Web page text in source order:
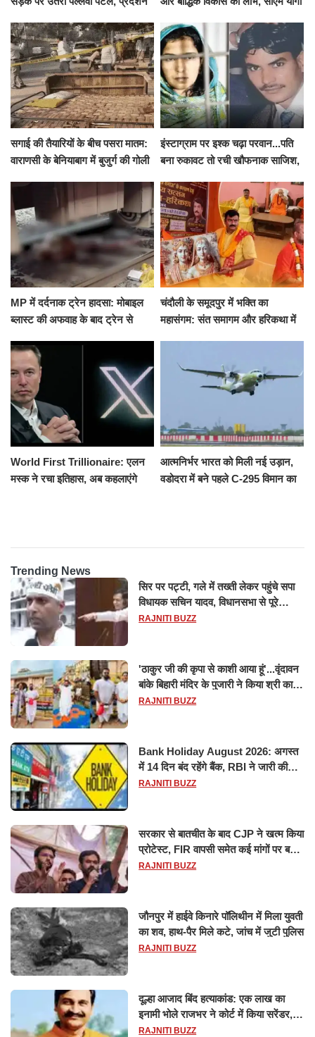
सगाई की तैयारियों के बीच पसरा मातम:
वाराणसी के बेनियाबाग में बुजुर्ग की गोली
इंस्टाग्राम पर इश्क चढ़ा परवान...पति
बना रुकावट तो रची खौफनाक साजिश,
के घाट
MP में दर्दनाक ट्रेन हादसा: मोबाइल
ब्लास्ट की अफवाह के बाद ट्रेन से
रौंदा, 4 की मौत
चंदौली के समूदपुर में भक्ति का
महासंगम: संत समागम और हरिकथा में
World First Trillionaire: एलन
मस्क ने रचा इतिहास, अब कहलाएंगे
आत्मनिर्भर भारत को मिली नई उड़ान,
वडोदरा में बने पहले C-295 विमान का
Trending News
सिर पर पट्टी, गले में तख्ती लेकर पहुंचे सपा
विधायक सचिन यादव, विधानसभा से पूरे
मानसून सत्र के लिए किया गया निलंबित
RAJNITI BUZZ
'ठाकुर जी की कृपा से काशी आया हूं'...वृंदावन
बांके बिहारी मंदिर के पुजारी ने किया श्री काशी
विश्वनाथ का जलाभिषेक
RAJNITI BUZZ
Bank Holiday August 2026: अगस्त
में 14 दिन बंद रहेंगे बैंक, RBI ने जारी की
छुट्टियों की लिस्ट​​​​​​​
RAJNITI BUZZ
सरकार से बातचीत के बाद CJP ने खत्म किया
प्रोटेस्ट, FIR वापसी समेत कई मांगों पर बनी
सहमति
RAJNITI BUZZ
जौनपुर में हाईवे किनारे पॉलिथीन में मिला युवती
का शव, हाथ-पैर मिले कटे, जांच में जुटी पुलिस
RAJNITI BUZZ
दूल्हा आजाद बिंद हत्याकांड: एक लाख का
इनामी भोले राजभर ने कोर्ट में किया सरेंडर,
14 दिन के लिए भेजा गया जेल
RAJNITI BUZZ